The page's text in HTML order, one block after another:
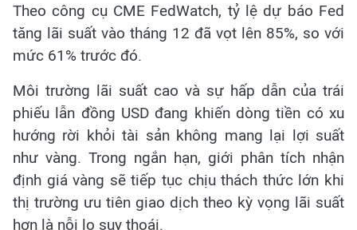
Theo công cụ CME FedWatch, tỷ lệ dự báo Fed
tăng lãi suất vào tháng 12 đã vọt lên 85%, so với
mức 61% trước đó.
Môi trường lãi suất cao và sự hấp dẫn của trái
phiếu lẫn đồng USD đang khiến dòng tiền có xu
hướng rời khỏi tài sản không mang lại lợi suất
như vàng. Trong ngắn hạn, giới phân tích nhận
định giá vàng sẽ tiếp tục chịu thách thức lớn khi
thị trường ưu tiên giao dịch theo kỳ vọng lãi suất
hơn là nỗi lo suy thoái.